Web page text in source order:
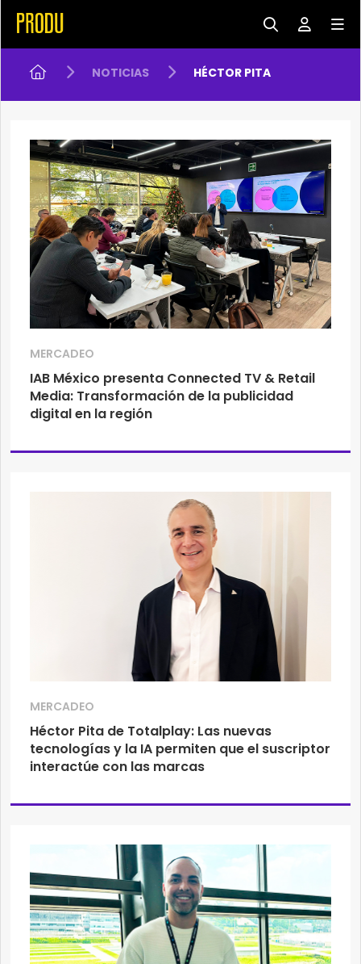
NOTICIAS HÉCTOR PITA
MERCADEO
IAB México presenta Connected TV & Retail
Media: Transformación de la publicidad
digital en la región
MERCADEO
Héctor Pita de Totalplay: Las nuevas
tecnologías y la IA permiten que el suscriptor
interactúe con las marcas